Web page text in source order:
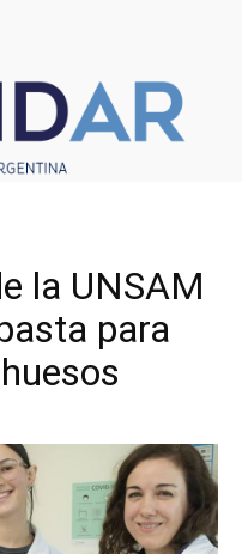
la UNSAM
para